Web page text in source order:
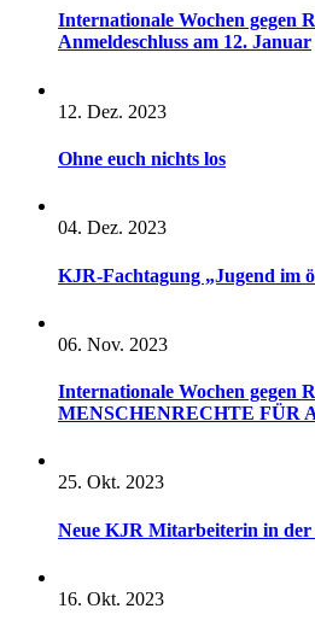
Internationale Wochen gegen
Anmeldeschluss am 12. Januar
12. Dez. 2023
Ohne euch nichts los
04. Dez. 2023
KJR-Fachtagung „Jugend im
06. Nov. 2023
Internationale Wochen gegen
MENSCHENRECHTE FÜR
25. Okt. 2023
Neue KJR Mitarbeiterin in der
16. Okt. 2023